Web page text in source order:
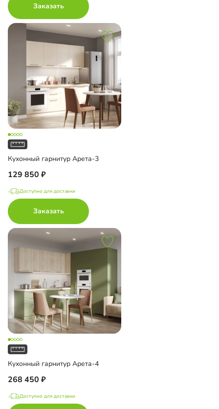
Заказать
Кухонный гарнитур Арета-3
129 850
Доступно для доставки
Заказать
Кухонный гарнитур Арета-4
268 450
Доступно для доставки